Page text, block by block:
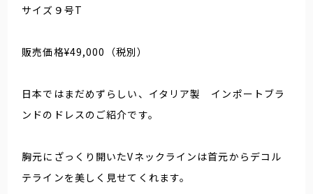
サイズ９号T
販売価格¥49,000（税別）
日本ではまだめずらしい、イタリア製 インポートブラ
ンドのドレスのご紹介です。
胸元にざっくり開いたVネックラインは首元からデコル
テラインを美しく見せてくれます。